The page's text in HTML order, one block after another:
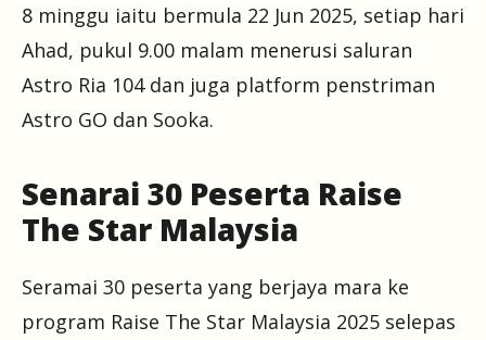
8 minggu iaitu bermula 22 Jun 2025, setiap hari
Ahad, pukul 9.00 malam menerusi saluran
Astro Ria 104 dan juga platform penstriman
Astro GO dan Sooka.
Senarai 30 Peserta Raise
The Star Malaysia
Seramai 30 peserta yang berjaya mara ke
program Raise The Star Malaysia 2025 selepas